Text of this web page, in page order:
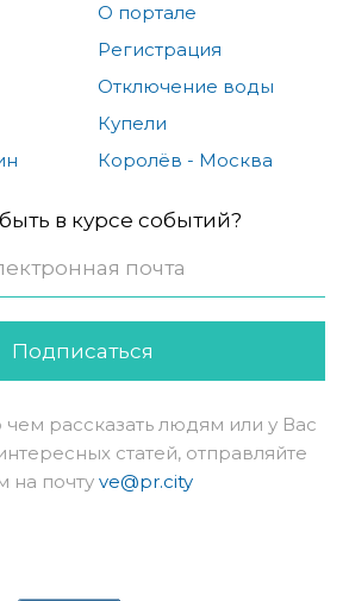
О портале
Регистрация
Отключение воды
Купели
Королёв - Москва
в курсе событий?
Подписаться
чем рассказать людям или у Вас
статей, отправляйте
на почту ve@pr.city